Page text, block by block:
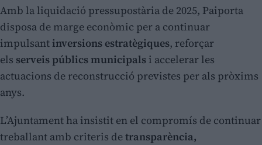
Amb la liquidació pressupostària de 2025, Paiporta
disposa de marge econòmic per a continuar
impulsantinversions estratègiques, reforçar
els serveis públics municipals i accelerar les
actuacions de reconstrucció previstes per als pròxims
anys.
L’Ajuntament ha insistit en el compromís de continuar
treballant amb criteris detransparència,